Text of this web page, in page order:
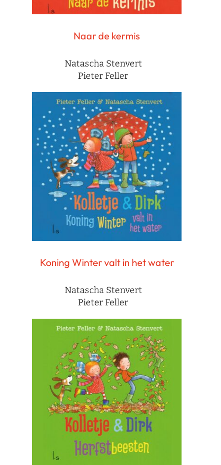
Naar de kermis
Natascha Stenvert
Pieter Feller
Koning Winter valt in het water
Natascha Stenvert
Pieter Feller